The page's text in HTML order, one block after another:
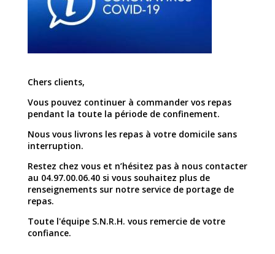
Chers clients,
Vous pouvez continuer à commander vos repas
pendant la toute la période de confinement.
Nous vous livrons les repas à votre domicile sans
interruption.
Restez chez vous et n’hésitez pas à nous contacter
au 04.97.00.06.40 si vous souhaitez plus de
renseignements sur notre service de portage de
repas.
Toute l'équipe S.N.R.H. vous remercie de votre
confiance.